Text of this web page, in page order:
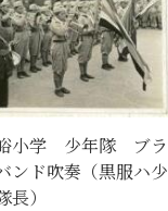
小学 少年隊 ブラ
ンド吹奏（黒服ハ少
長）